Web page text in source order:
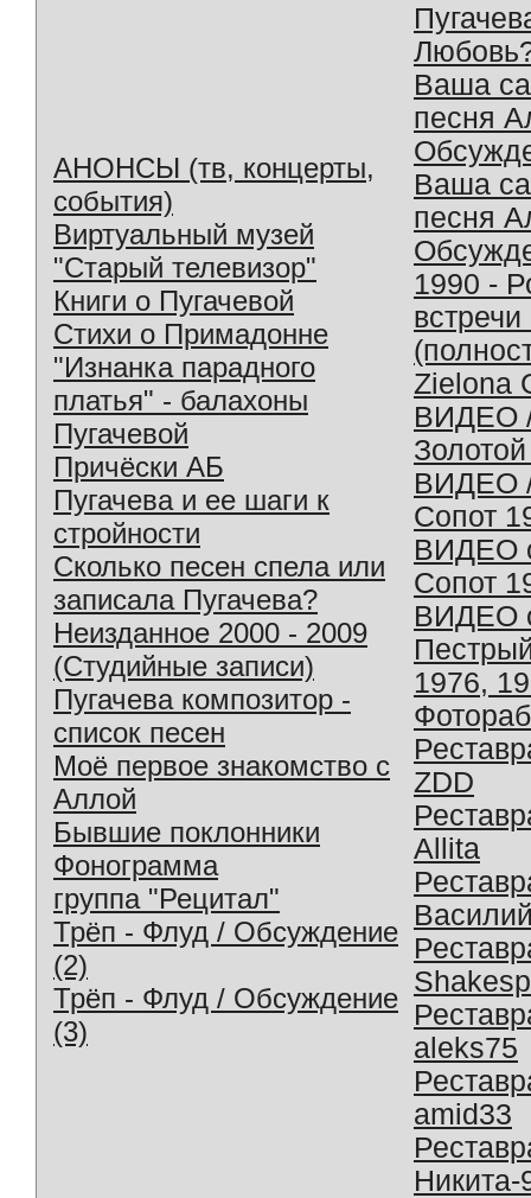
АНОНСЫ (тв, концерты,
события)
Виртуальный музей
"Старый телевизор"
Книги о Пугачевой
Стихи о Примадонне
"Изнанка парадного
платья" - балахоны
Пугачевой
Причёски АБ
Пугачева и ее шаги к
стройности
Сколько песен спела или
записала Пугачева?
Неизданное 2000 - 2009
(Студийные записи)
Пугачева композитор -
список песен
Моё первое знакомство с
Аллой
Бывшие поклонники
Фонограмма
группа "Рецитал"
Трёп - Флуд / Обсуждение
(2)
Трёп - Флуд / Обсуждение
(3)
Ваша
песня
Ваша
песня
1990 -
Zielona
ВИДЕО
ВИДЕО
Сопот
ВИДЕО
Сопот
ВИДЕО
1976,
ZDD
Allita
aleks75
amid33
Никита-